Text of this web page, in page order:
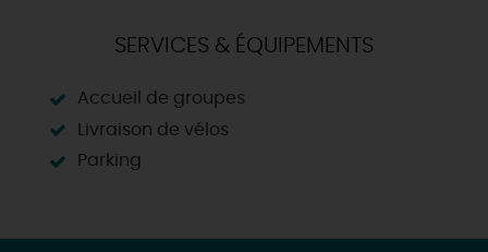
SERVICES & ÉQUIPEMENTS
Accueil de groupes
Livraison de vélos
Parking